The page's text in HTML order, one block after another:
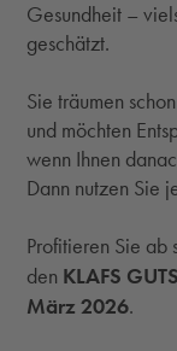
Gesundheit –
geschätzt.
Sie träumen
und möchten
wenn Ihnen
Dann nutzen Sie
Profitieren Sie ab
den KLAFS
März 2026.